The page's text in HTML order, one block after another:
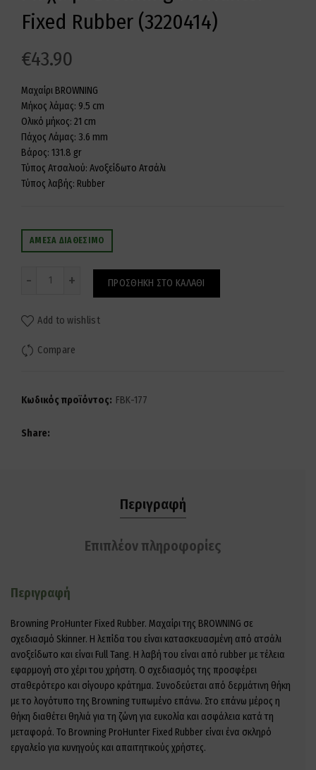
Fixed Rubber (3220414)
€43.90
Μαχαίρι BROWNING
Μήκος λάμας: 9.5 cm
Ολικό μήκος: 21 cm
Πάχος Λάμας: 3.6 mm
Βάρος: 131.8 gr
Τύπος Ατσαλιού: Ανοξείδωτο Ατσάλι
Τύπος λαβής: Rubber
ΆΜΕΣΑ ΔΙΑΘΈΣΙΜΟ
ΠΡΟΣΘΉΚΗ ΣΤΟ ΚΑΛΆΘΙ
Add to wishlist
Compare
Κωδικός προϊόντος: FBK-177
Share
Περιγραφή
Επιπλέον πληροφορίες
Περιγραφή
Browning ProHunter Fixed Rubber. Μαχαίρι της BROWNING σε
σχεδιασμό Skinner. Η λεπίδα του είναι κατασκευασμένη από ατσάλι
ανοξείδωτο και είναι Full Tang. Η λαβή του είναι από rubber με τέλεια
εφαρμογή στο χέρι του χρήστη. Ο σχεδιασμός της προσφέρει
σταθερότερο και σίγουρο κράτημα. Συνοδεύεται από δερμάτινη θήκη
με το λογότυπο της Browning τυπωμένο επάνω. Στο επάνω μέρος η
θήκη διαθέτει θηλιά για τη ζώνη για ευκολία και ασφάλεια κατά τη
μεταφορά. Το Browning ProHunter Fixed Rubber είναι ένα σκληρό
εργαλείο για κυνηγούς και απαιτητικούς χρήστες.